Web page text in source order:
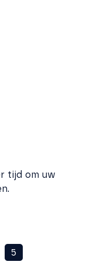
tijd om uw
5